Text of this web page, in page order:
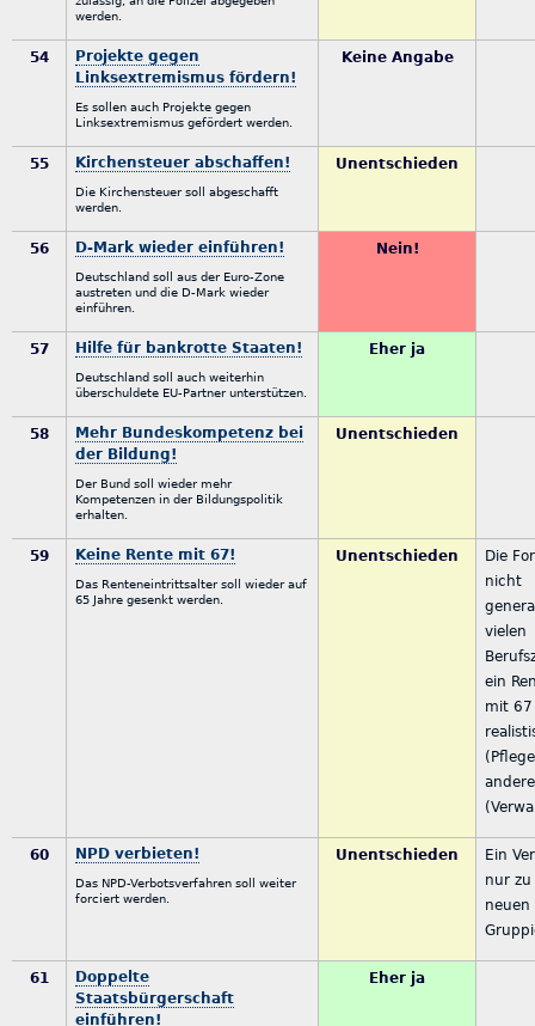
werden.
54
Projekte gegen
Linksextremismus fördern!
Es sollen auch Projekte gegen
Linksextremismus gefördert werden.
Keine Angabe
55 Kirchensteuer abschaffen!
Die Kirchensteuer soll abgeschafft
werden.
Unentschieden
56 D-Mark wieder einführen!
Deutschland soll aus der Euro-Zone
austreten und die D-Mark wieder
einführen.
Nein!
57 Hilfe für bankrotte Staaten!
Deutschland soll auch weiterhin
überschuldete EU-Partner unterstützen.
Eher ja
58
Mehr Bundeskompetenz bei
der Bildung!
Der Bund soll wieder mehr
Kompetenzen in der Bildungspolitik
erhalten.
Unentschieden
59 Keine Rente mit 67!
Das Renteneintrittsalter soll wieder auf
65 Jahre gesenkt werden.
Unentschieden
Die
nicht
vielen
ein
mit
60 NPD verbieten!
Das NPD-Verbotsverfahren soll weiter
forciert werden.
Unentschieden
Ein
nur zu
neuen
61
Doppelte
Staatsbürgerschaft
einführen!
Eher ja